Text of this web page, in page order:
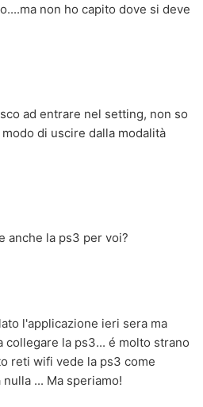
non ho capito dove si deve
ad entrare nel setting, non so
di uscire dalla modalità
anche la ps3 per voi?
l'applicazione ieri sera ma
collegare la ps3... é molto strano
reti wifi vede la ps3 come
... Ma speriamo!